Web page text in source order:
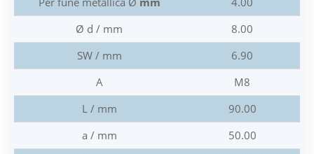
Ø d / mm
8.00
SW / mm
6.90
A
M8
L / mm
90.00
a / mm
50.00